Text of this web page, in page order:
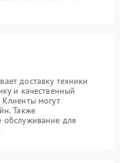
доставку техники
и качественный
могут
Также
обслуживание для